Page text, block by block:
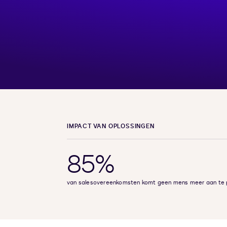
IMPACT VAN OPLOSSINGEN
85%
van salesovereenkomsten komt geen mens meer aan te